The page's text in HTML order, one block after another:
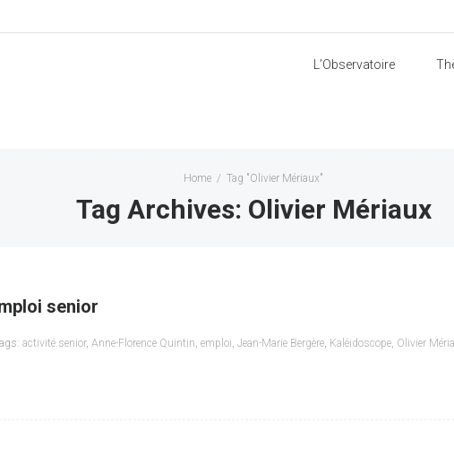
L’Observatoire
Home / Tag "Olivier Mériaux"
Tag Archives: Olivier Mériaux
senior
activité senior, Anne-Florence Quintin, emploi, Jean-Marie Bergère, Kaléidoscope, Olivier